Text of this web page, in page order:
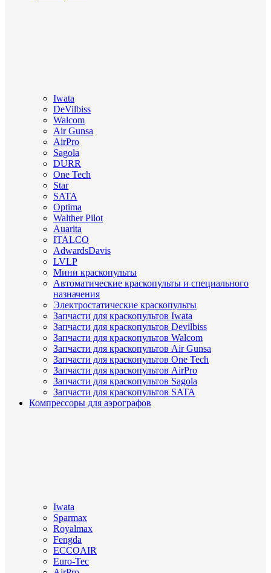
Iwata
DeVilbiss
Walcom
Air Gunsa
AirPro
Sagola
DURR
One Tech
Star
SATA
Optima
Walther Pilot
Auarita
ITALCO
AdwardsDavis
LVLP
Мини краскопульты
Автоматические краскопульты и специального
назначения
Электростатические краскопульты
Запчасти для краскопультов Iwata
Запчасти для краскопультов Devilbiss
Запчасти для краскопультов Walcom
Запчасти для краскопультов Air Gunsa
Запчасти для краскопультов One Tech
Запчасти для краскопультов AirPro
Запчасти для краскопультов Sagola
Запчасти для краскопультов SATA
Компрессоры для аэрографов
Iwata
Sparmax
Royalmax
Fengda
ECCOAIR
Euro-Tec